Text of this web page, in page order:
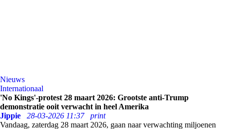
Nieuws
Internationaal
'No Kings'-protest 28 maart 2026: Grootste anti-Trump
demonstratie ooit verwacht in heel Amerika
Jippie
28-03-2026 11:37
print
Vandaag, zaterdag 28 maart 2026, gaan naar verwachting miljoenen